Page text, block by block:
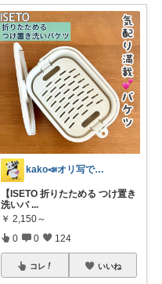
kako📣オリ写で投稿継続中💎会員
【ISETO 折りたためる つけ置き
洗いバ ...
￥ 2,150～
0 0 124
コレ いいね